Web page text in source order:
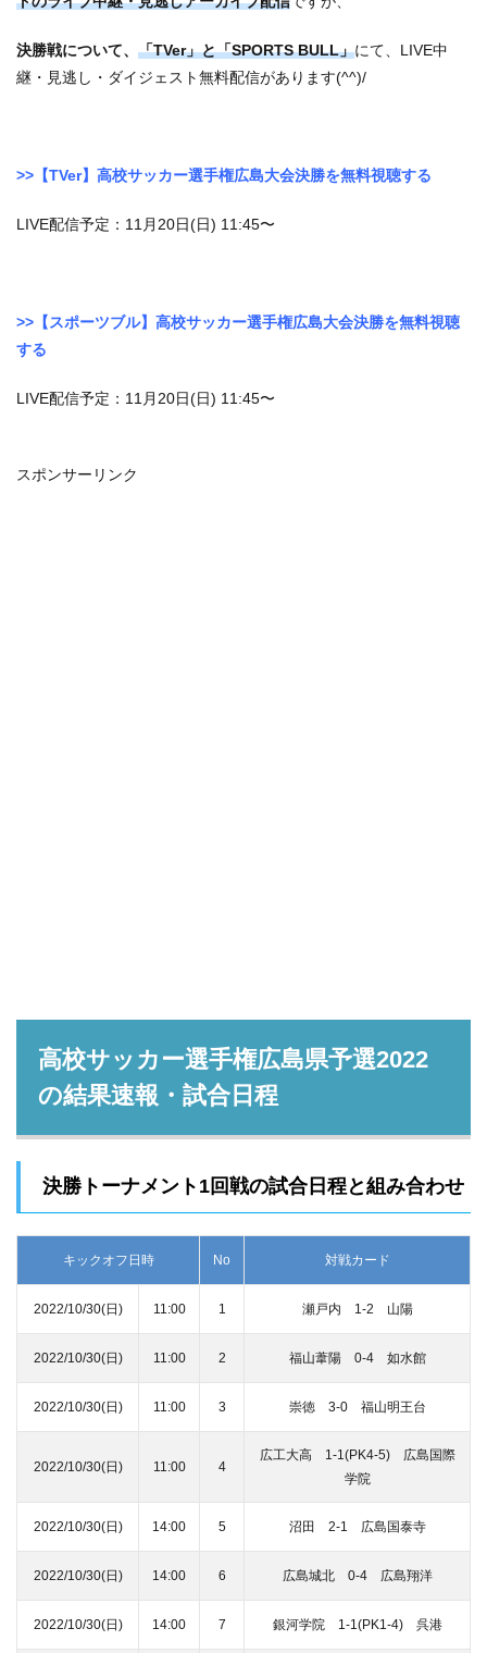
決勝戦について、 「TVer」と「SPORTS BULL」にて、LIVE中
継・見逃し・ダイジェスト無料配信があります(^^)/
>>【TVer】高校サッカー選手権広島大会決勝を無料視聴する
LIVE配信予定：11月20日(日) 11:45〜
>>【スポーツブル】高校サッカー選手権広島大会決勝を無料視聴
する
LIVE配信予定：11月20日(日) 11:45〜
スポンサーリンク
高校サッカー選手権広島県予選2022
の結果速報・試合日程
決勝トーナメント1回戦の試合日程と組み合わせ
キックオフ日時 No 対戦カード
2022/10/30(日) 11:00 1 瀬戸内 1-2 山陽
2022/10/30(日) 11:00 2 福山葦陽 0-4 如水館
2022/10/30(日) 11:00 3 崇徳 3-0 福山明王台
2022/10/30(日) 11:00 4
広工大高 1-1(PK4-5) 広島国際
学院
2022/10/30(日) 14:00 5 沼田 2-1 広島国泰寺
2022/10/30(日) 14:00 6 広島城北 0-4 広島翔洋
2022/10/30(日) 14:00 7 銀河学院 1-1(PK1-4) 呉港